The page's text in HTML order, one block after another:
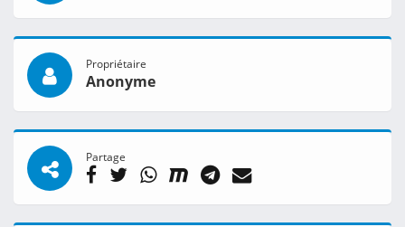
Propriétaire
Anonyme
Partage